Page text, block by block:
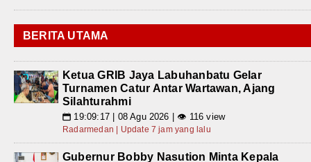
BERITA UTAMA
Ketua GRIB Jaya Labuhanbatu Gelar
Turnamen Catur Antar Wartawan, Ajang
Silahturahmi
📅 19:09:17 | 08 Agu 2026 | 👁 116 view
Radarmedan | Update 7 jam yang lalu
Gubernur Bobby Nasution Minta Kepala